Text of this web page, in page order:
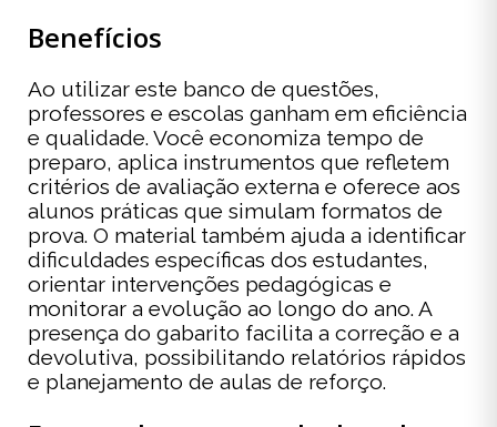
Benefícios
Ao utilizar este banco de questões,
professores e escolas ganham em eficiência
e qualidade. Você economiza tempo de
preparo, aplica instrumentos que refletem
critérios de avaliação externa e oferece aos
alunos práticas que simulam formatos de
prova. O material também ajuda a identificar
dificuldades específicas dos estudantes,
orientar intervenções pedagógicas e
monitorar a evolução ao longo do ano. A
presença do gabarito facilita a correção e a
devolutiva, possibilitando relatórios rápidos
e planejamento de aulas de reforço.